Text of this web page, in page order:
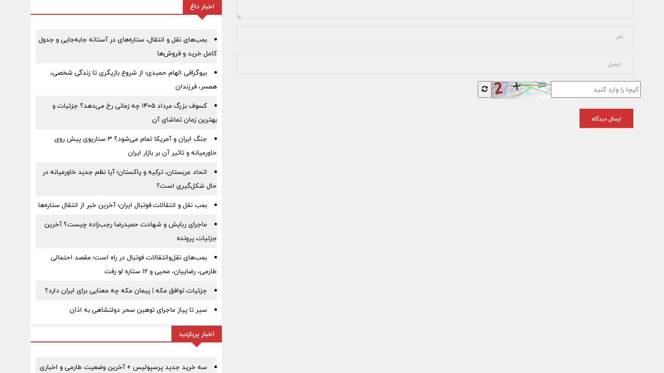
ارسال دیدگاه
اخبار داغ
بمب‌های نقل و انتقال، ستاره‌های در آستانه جابه‌جایی و جدول
کامل خرید و فروش‌ها
بیوگرافی الهام حمیدی؛ از شروع بازیگری تا زندگی شخصی،
همسر، فرزندان
کسوف بزرگ مرداد ۱۴۰۵ چه زمانی رخ می‌دهد؟ جزئیات و
بهترین زمان تماشای آن
جنگ ایران و آمریکا تمام می‌شود؟ ۳ سناریوی پیش روی
خاورمیانه و تاثیر آن بر بازار ایران
اتحاد عربستان، ترکیه و پاکستان؛ آیا نظم جدید خاورمیانه در
حال شکل‌گیری است؟
بمب نقل‌ و انتقالات فوتبال ایران؛ آخرین خبر از انتقال ستاره‌ها
ماجرای ربایش و شهادت حمیدرضا رجب‌زاده چیست؟ آخرین
جزئیات پرونده
بمب‌های نقل‌وانتقالات فوتبال در راه است؛ مقصد احتمالی
طارمی، رضاییان، محبی و ۱۲ ستاره لو رفت
جزئیات توافق مکه | پیمان مکه چه معنایی برای ایران دارد؟
سیر تا پیاز ماجرای توهین سحر دولتشاهی به اذان
اخبار پربازدید
سه خرید جدید پرسپولیس + آخرین وضعیت طارمی و اخباری